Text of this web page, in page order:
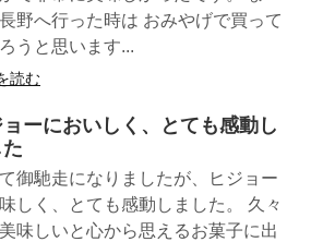
野へ行った時は おみやげで買って
うと思います...
読む
ョーにおいしく、とても感動し
御馳走になりましたが、ヒジョー
しく、とても感動しました。 久々
味しいと心から思えるお菓子に出